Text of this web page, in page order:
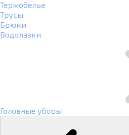
Термобелье
Трусы
Брюки
Водолазки
Головные уборы